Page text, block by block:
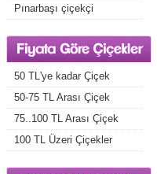
Pınarbaşı çiçekçi
50 TL'ye kadar Çiçek
50-75 TL Arası Çiçek
75..100 TL Arası Çiçek
100 TL Üzeri Çiçekler